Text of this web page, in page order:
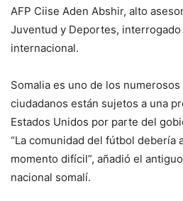
AFP Ciise Aden Abshir, alto
Juventud y Deportes,
internacional.
Somalia es uno de los
ciudadanos están sujetos a una
Estados Unidos por parte del
“La comunidad del fútbol debería
momento difícil”, añadió el
nacional somalí.